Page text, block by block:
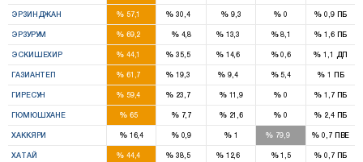
ЭРЗИНДЖАН %57,1 % 30,4 % 9,3 % 0 % 0,9 ПБ
ЭРЗУРУМ %69,2 %4,8 %13,3 %8,1 % 1,6 ПБ
ЭСКИШЕХИР %44,1 % 35,5 %14,6 %0,6 % 1,1 ДП
ГАЗИАНТЕП %61,7 % 19,3 % 9,4 %5,4 %1 ПБ
ГИРЕСУН %59,4 % 23,7 %11,9 % 0 % 1,7 ПБ
ГЮМЮШХАНЕ %65 %7,7 %21,6 % 0 % 2,4 ПБ
ХАККЯРИ %16,4 %0,9 %1 % 79,9 % 0,7 ПВЕ
ХАТАЙ %44,4 % 38,5 %12,6 %1,5 % 0,7 ПБ